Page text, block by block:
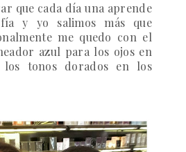
que cada día una aprende
y yo salimos más que
me quedo con el
azul para los ojos en
tonos dorados en los